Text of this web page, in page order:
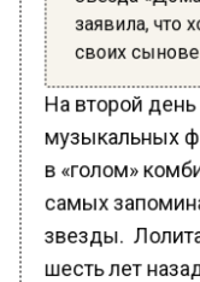
заявила, что
своих
На второй
музыкальных
в «голом»
самых
звезды.
шесть лет